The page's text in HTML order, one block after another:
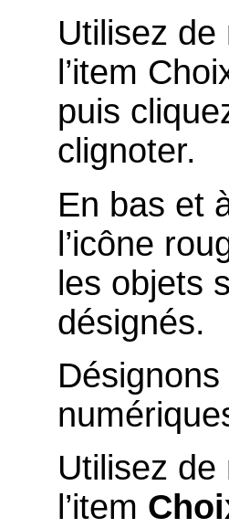
l’item
puis
clignoter.
En bas et
l’icône
les objets
désignés.
l’item